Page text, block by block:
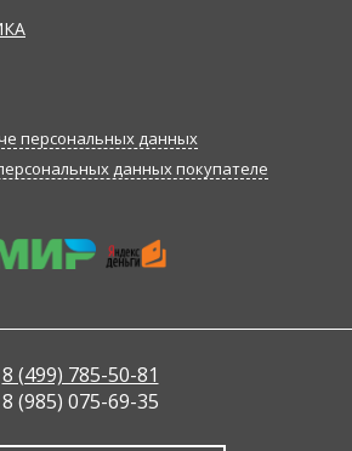
персональных данных
данных покупателе
8 (499) 785-50-81
8 (985) 075-69-35